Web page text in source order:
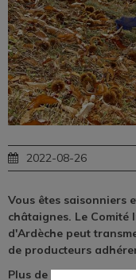
2022-08-26
Vous êtes saisonniers
châtaignes. Le
d'Ardèche peut
de producteurs
Plus de détails en